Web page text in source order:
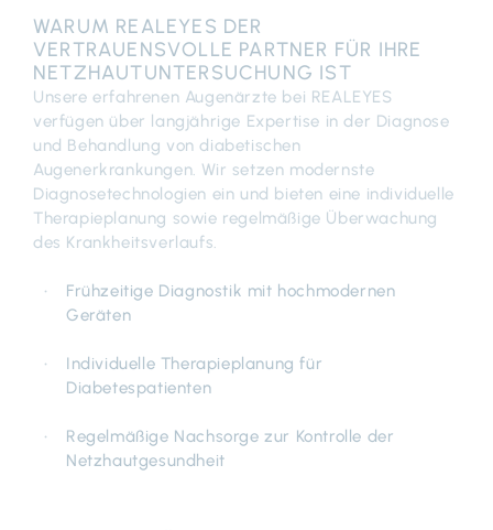
WARUM REALEYES DER
VERTRAUENSVOLLE PARTNER FÜR IHRE
NETZHAUTUNTERSUCHUNG IST
Unsere erfahrenen Augenärzte bei REALEYES
verfügen über langjährige Expertise in der Diagnose
und Behandlung von diabetischen
Augenerkrankungen. Wir setzen modernste
Diagnosetechnologien ein und bieten eine individuelle
Therapieplanung sowie regelmäßige Überwachung
des Krankheitsverlaufs.
Frühzeitige Diagnostik mit hochmodernen
Geräten
Individuelle Therapieplanung für
Diabetespatienten
Regelmäßige Nachsorge zur Kontrolle der
Netzhautgesundheit